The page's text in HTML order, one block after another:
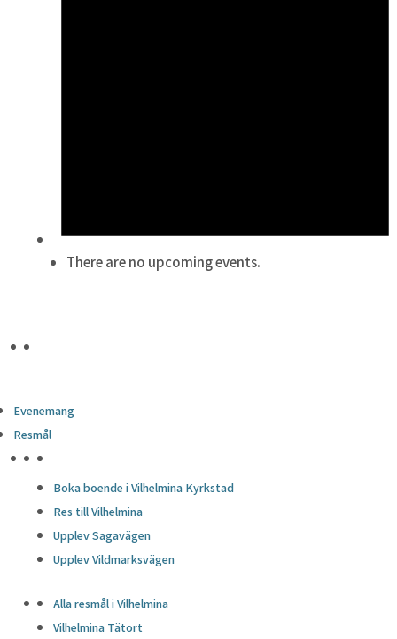
There are no upcoming events.
Evenemang
Resmål
Boka boende i Vilhelmina Kyrkstad
Res till Vilhelmina
Upplev Sagavägen
Upplev Vildmarksvägen
Alla resmål i Vilhelmina
Vilhelmina Tätort